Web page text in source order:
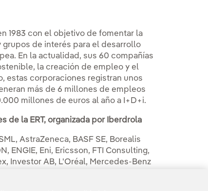
1983 con el objetivo de fomentar la
de interés para el desarrollo
En la actualidad, sus 60 compañías
la creación de empleo y el
estas corporaciones registran unos
más de 6 millones de empleos
millones de euros al año a I+D+i.
de la ERT, organizada por Iberdrola
AstraZeneca, BASF SE, Borealis
ENGIE, Eni, Ericsson, FTI Consulting,
Investor AB, L'Oréal, Mercedes-Benz